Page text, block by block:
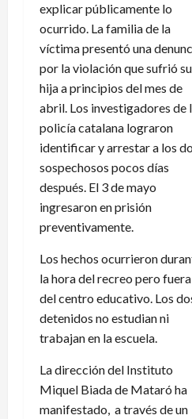
explicar públicamente lo
ocurrido. La familia de la
víctima presentó una
por la violación que sufrió su
hija a principios del mes de
abril. Los investigadores de
policía catalana lograron
identificar y arrestar a los
sospechosos pocos días
después. El 3 de mayo
ingresaron en prisión
preventivamente.
Los hechos ocurrieron
la hora del recreo pero fuera
del centro educativo. Los
detenidos no estudian ni
trabajan en la escuela.
La dirección del Instituto
Miquel Biada de Mataró ha
manifestado, a través de un